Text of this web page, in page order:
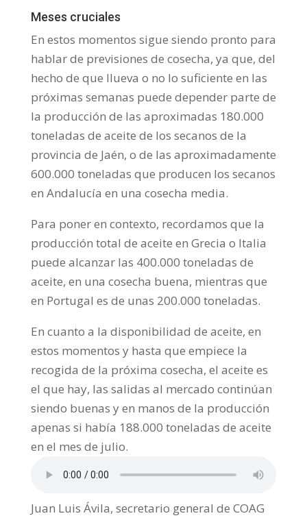
Meses cruciales
En estos momentos sigue siendo pronto para
hablar de previsiones de cosecha, ya que, del
hecho de que llueva o no lo suficiente en las
próximas semanas puede depender parte de
la producción de las aproximadas 180.000
toneladas de aceite de los secanos de la
provincia de Jaén, o de las aproximadamente
600.000 toneladas que producen los secanos
en Andalucía en una cosecha media.
Para poner en contexto, recordamos que la
producción total de aceite en Grecia o Italia
puede alcanzar las 400.000 toneladas de
aceite, en una cosecha buena, mientras que
en Portugal es de unas 200.000 toneladas.
En cuanto a la disponibilidad de aceite, en
estos momentos y hasta que empiece la
recogida de la próxima cosecha, el aceite es
el que hay, las salidas al mercado continúan
siendo buenas y en manos de la producción
apenas si había 188.000 toneladas de aceite
en el mes de julio.
Juan Luis Ávila, secretario general de COAG